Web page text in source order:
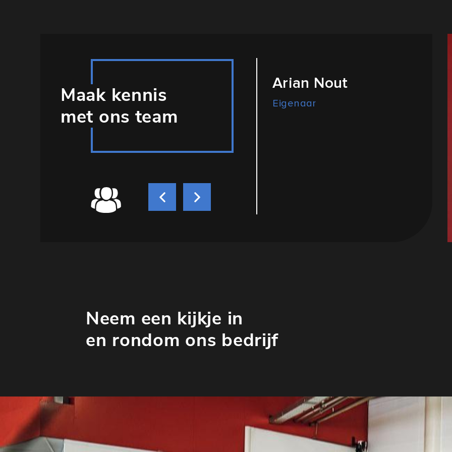
Maak kennis
met ons team
Arian Nout
Eigenaar
Neem een kijkje in
en rondom ons bedrijf